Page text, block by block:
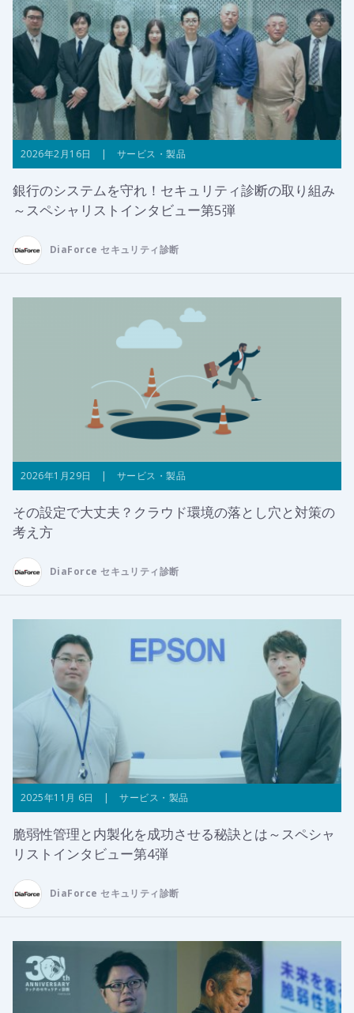
2026年2月16日 | サービス・製品
銀行のシステムを守れ！セキュリティ診断の取り組み
～スペシャリストインタビュー第5弾
DiaForce セキュリティ診断
2026年1月29日 | サービス・製品
その設定で大丈夫？クラウド環境の落とし穴と対策の
考え方
DiaForce セキュリティ診断
2025年11月 6日 | サービス・製品
脆弱性管理と内製化を成功させる秘訣とは～スペシャ
リストインタビュー第4弾
DiaForce セキュリティ診断